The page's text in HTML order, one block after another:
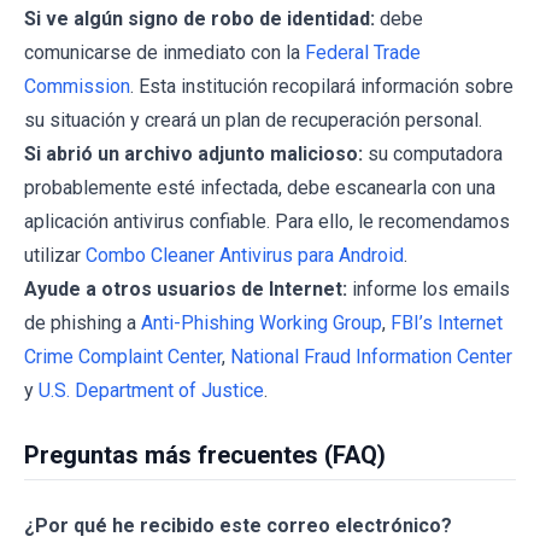
Si ve algún signo de robo de identidad: debe
comunicarse de inmediato con la Federal Trade
Commission. Esta institución recopilará información sobre
su situación y creará un plan de recuperación personal.
Si abrió un archivo adjunto malicioso: su computadora
probablemente esté infectada, debe escanearla con una
aplicación antivirus confiable. Para ello, le recomendamos
utilizar Combo Cleaner Antivirus para Android.
Ayude a otros usuarios de Internet: informe los emails
de phishing a Anti-Phishing Working Group, FBI’s Internet
Crime Complaint Center, National Fraud Information Center
y U.S. Department of Justice.
Preguntas más frecuentes (FAQ)
¿Por qué he recibido este correo electrónico?